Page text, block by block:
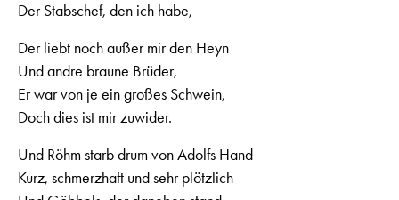
Der Stabschef, den ich habe,
Der liebt noch außer mir den Heyn
Und andre braune Brüder,
Er war von je ein großes Schwein,
Doch dies ist mir zuwider.
Und Röhm starb drum von Adolfs Hand
Kurz, schmerzhaft und sehr plötzlich